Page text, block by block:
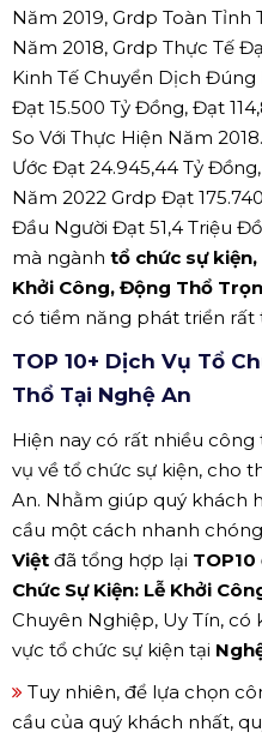
Năm 2019, Grdp Toàn Tỉnh
Năm 2018, Grdp Thực Tế
Kinh Tế Chuyển Dịch
Đạt 15.500 Tỷ Đồng, Đạt
So Với Thực Hiện Năm
Ước Đạt 24.945,44 Tỷ
Năm 2022 Grdp Đạt
Đầu Người Đạt 51,4 Triệu
mà ngành tổ chức sự kiện,
Khởi Công, Động Thổ
có tiềm năng phát triển rất
TOP 10+ Dịch Vụ Tổ
Thổ Tại Nghệ An
Hiện nay có rất nhiều
vụ về tổ chức sự kiện, cho
An. Nhằm giúp quý khách
cầu một cách nhanh
Việt đã tổng hợp lại
Chức Sự Kiện: Lễ Khởi
Chuyên Nghiệp, Uy Tín,
vực tổ chức sự kiện tại
Tuy nhiên, để lựa chọn
cầu của quý khách nhất,